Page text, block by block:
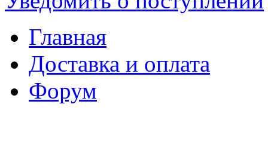
Главная
Доставка и оплата
Форум